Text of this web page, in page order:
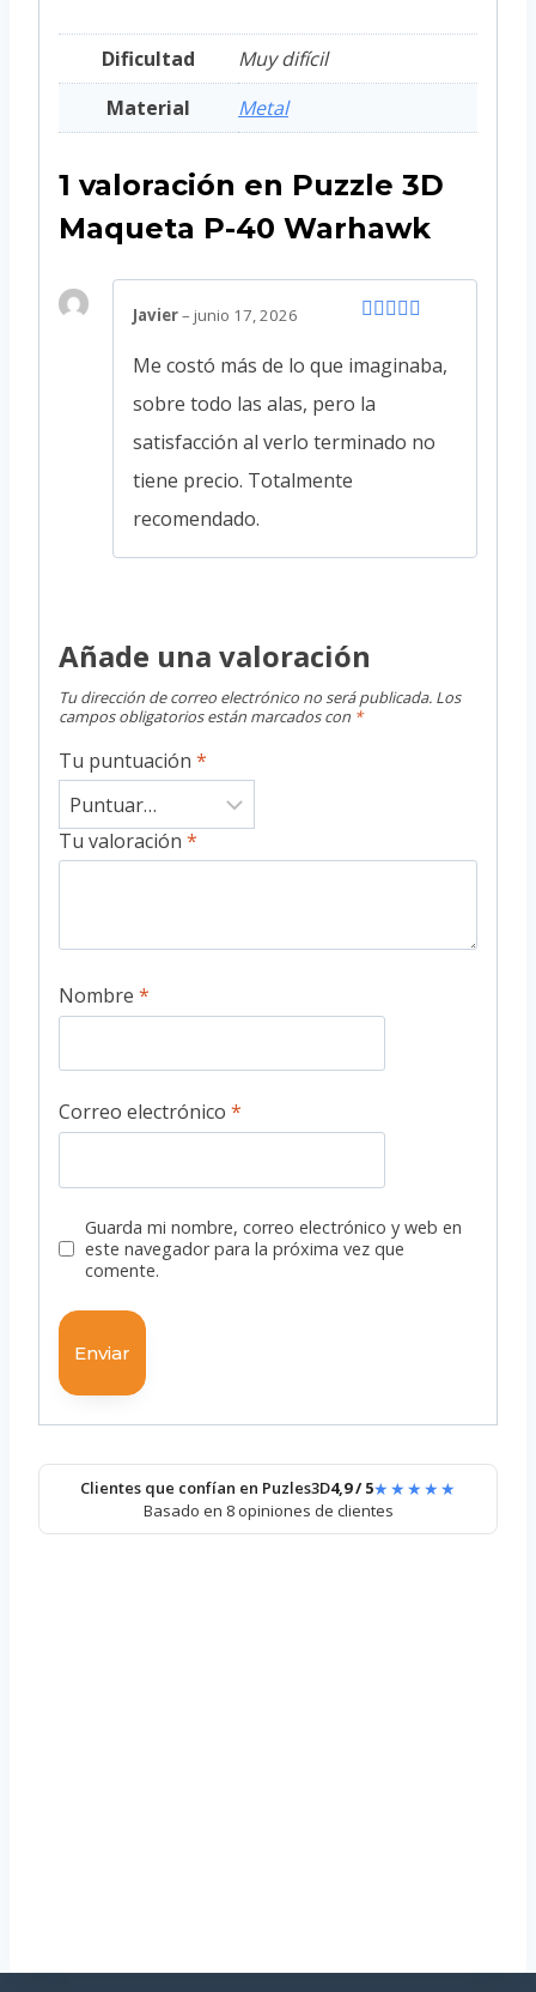
Dificultad
Muy difícil
Material
Metal
1 valoración en Puzzle 3D
Maqueta P-40 Warhawk
5 de 5
Javier– junio 17, 2026
Me costó más de lo que imaginaba,
sobre todo las alas, pero la
satisfacción al verlo terminado no
tiene precio. Totalmente
recomendado.
Añade una valoración
Tu dirección de correo electrónico no será publicada. Los
campos obligatorios están marcados con *
Tu puntuación *
Tu valoración *
Nombre *
Correo electrónico *
Guarda mi nombre, correo electrónico y web en
este navegador para la próxima vez que
comente.
Clientes que confían en Puzles3D4,9 / 5★★★★★
Basado en 8 opiniones de clientes